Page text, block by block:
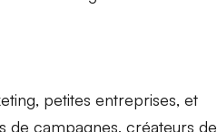
, petites entreprises, et
de campagnes, créateurs de